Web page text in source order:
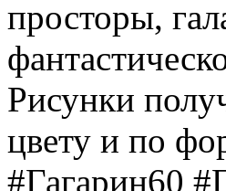
просторы,
Рисунки
цвету и по
#Гагарин60